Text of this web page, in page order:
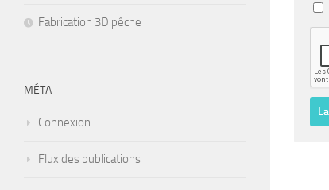
Fabrication 3D pêche
MÉTA
Connexion
Flux des publications